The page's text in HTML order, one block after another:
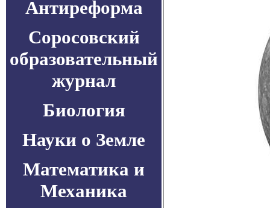
Антиреформа
Соросовский
образовательный
журнал
Биология
Науки о Земле
Математика и
Механика